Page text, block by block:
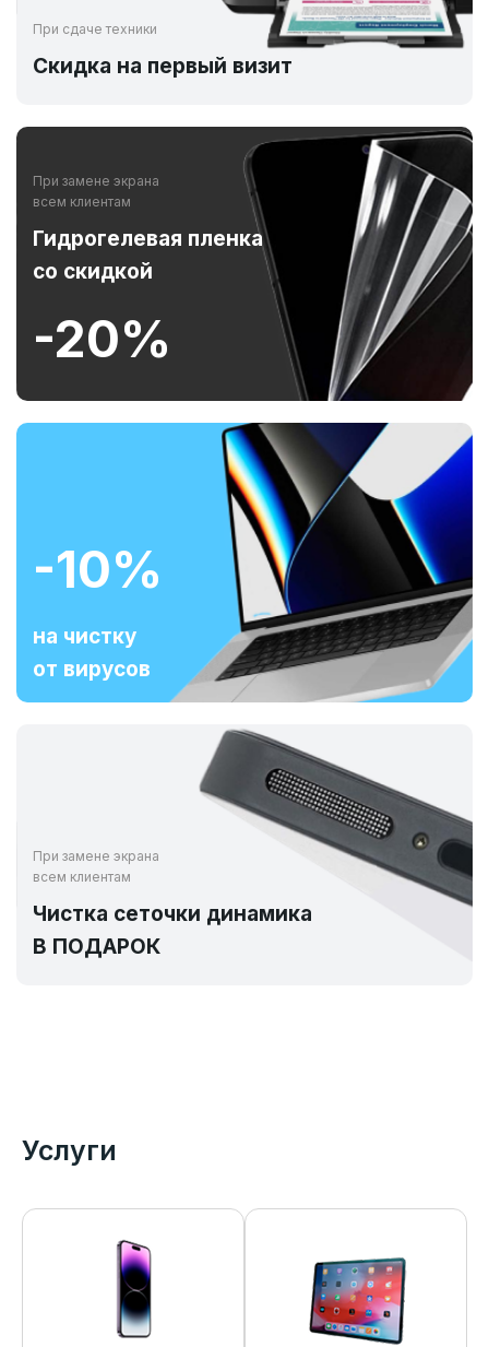
При сдаче техники
Скидка на первый визит
При замене экрана
всем клиентам
Гидрогелевая пленка
со скидкой
-20%
-10%
на чистку
от вирусов
При замене экрана
всем клиентам
Чистка сеточки динамика
В ПОДАРОК
Услуги